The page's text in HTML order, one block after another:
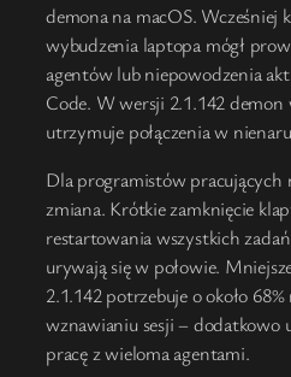
demona na macOS. Wcześniej
wybudzenia laptopa mógł
agentów lub niepowodzenia
Code. W wersji 2.1.142 demon
utrzymuje połączenia w
Dla programistów
zmiana. Krótkie zamknięcie
restartowania wszystkich
urywają się w połowie.
2.1.142 potrzebuje o około
wznawianiu sesji – dodatkowo
pracę z wieloma agentami.